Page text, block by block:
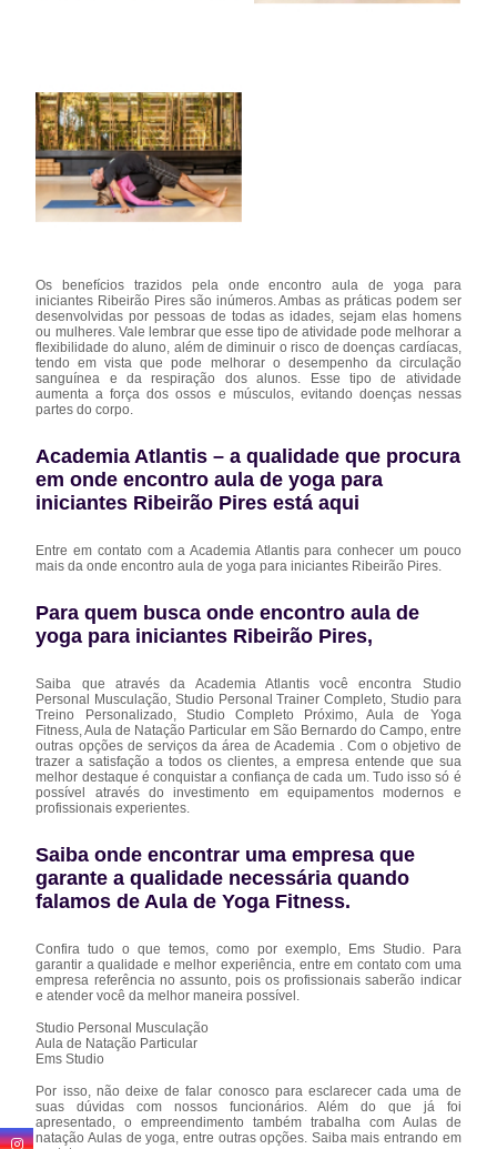
Os benefícios trazidos pela onde encontro aula de yoga para
iniciantes Ribeirão Pires são inúmeros. Ambas as práticas podem ser
desenvolvidas por pessoas de todas as idades, sejam elas homens
ou mulheres. Vale lembrar que esse tipo de atividade pode melhorar a
flexibilidade do aluno, além de diminuir o risco de doenças cardíacas,
tendo em vista que pode melhorar o desempenho da circulação
sanguínea e da respiração dos alunos. Esse tipo de atividade
aumenta a força dos ossos e músculos, evitando doenças nessas
partes do corpo.
Academia Atlantis – a qualidade que procura
em onde encontro aula de yoga para
iniciantes Ribeirão Pires está aqui
Entre em contato com a Academia Atlantis para conhecer um pouco
mais da onde encontro aula de yoga para iniciantes Ribeirão Pires.
Para quem busca onde encontro aula de
yoga para iniciantes Ribeirão Pires,
Saiba que através da Academia Atlantis você encontra Studio
Personal Musculação, Studio Personal Trainer Completo, Studio para
Treino Personalizado, Studio Completo Próximo, Aula de Yoga
Fitness, Aula de Natação Particular em São Bernardo do Campo, entre
outras opções de serviços da área de Academia . Com o objetivo de
trazer a satisfação a todos os clientes, a empresa entende que sua
melhor destaque é conquistar a confiança de cada um. Tudo isso só é
possível através do investimento em equipamentos modernos e
profissionais experientes.
Saiba onde encontrar uma empresa que
garante a qualidade necessária quando
falamos de Aula de Yoga Fitness.
Confira tudo o que temos, como por exemplo, Ems Studio. Para
garantir a qualidade e melhor experiência, entre em contato com uma
empresa referência no assunto, pois os profissionais saberão indicar
e atender você da melhor maneira possível.
Studio Personal Musculação
Aula de Natação Particular
Ems Studio
Por isso, não deixe de falar conosco para esclarecer cada uma de
suas dúvidas com nossos funcionários. Além do que já foi
apresentado, o empreendimento também trabalha com Aulas de
natação Aulas de yoga, entre outras opções. Saiba mais entrando em